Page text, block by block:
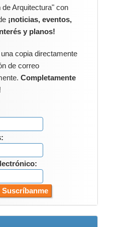
de Arquitectura" con
¡noticias, eventos,
y planos!
copia directamente
de correo
Completamente